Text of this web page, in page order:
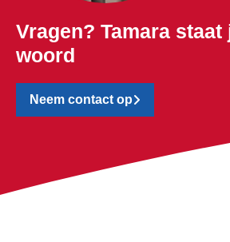
Vragen? Tamara staat
woord
Neem contact op